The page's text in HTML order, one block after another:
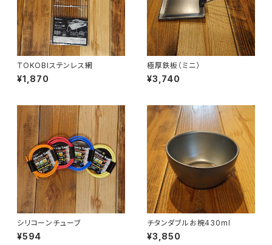
TOKOBIステンレス網
¥1,870
極厚鉄板（ミニ）
¥3,740
シリコーンチューブ
¥594
チタンダブルお椀430ml
¥3,850